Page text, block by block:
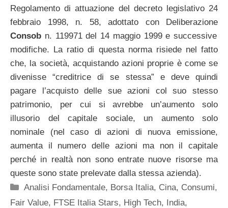
Regolamento di attuazione del decreto legislativo 24
febbraio 1998, n. 58, adottato con Deliberazione
Consob n. 119971 del 14 maggio 1999 e successive
modifiche. La ratio di questa norma risiede nel fatto
che, la società, acquistando azioni proprie è come se
divenisse “creditrice di se stessa” e deve quindi
pagare l’acquisto delle sue azioni col suo stesso
patrimonio, per cui si avrebbe un’aumento solo
illusorio del capitale sociale, un aumento solo
nominale (nel caso di azioni di nuova emissione,
aumenta il numero delle azioni ma non il capitale
perché in realtà non sono entrate nuove risorse ma
queste sono state prelevate dalla stessa azienda).
Categorie
Analisi Fondamentale, Borsa Italia, Cina, Consumi,
Fair Value, FTSE Italia Stars, High Tech, India,